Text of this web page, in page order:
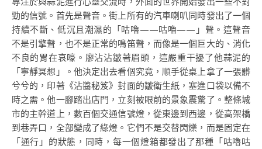
勁的信號。首先是聲音。街上所有的汽車喇叭同時發出了一個
持續不斷、低沉且潮濕的「咕嚕——咕嚕——」聲。這聲音
不是引擎聲，也不是正常的鳴笛聲，而像是一個巨大的、消化
不良的胃在哀嚎。廖沾沾皺著眉頭，這嚴重干擾了他蒜泥的
「寧靜冥想」。他決定出去看個究竟，順手從桌上拿了一張髒
兮兮的，印著《沾醬秘笈》封面的皺衛生紙，塞進口袋以備不
時之需。他一腳踏出店門，立刻被眼前的景象震驚了。整條城
市的主幹道上，數百個交通信號燈，從東邊到西邊，從高架橋
到巷弄口，全部變成了綠燈。它們不是交替閃爍，而是固定在
「通行」的狀態，同時，每一個燈箱都發出了那種「咕嚕咕